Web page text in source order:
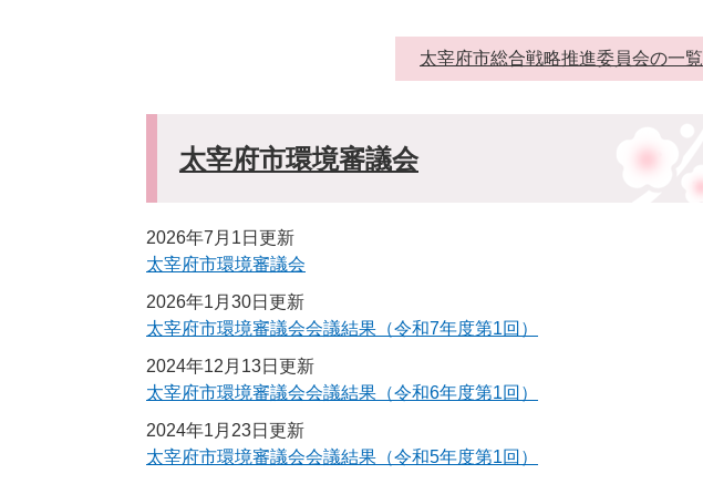
太宰府市総合戦略推進委員会の一覧
太宰府市環境審議会
2026年7月1日更新
太宰府市環境審議会
2026年1月30日更新
太宰府市環境審議会会議結果（令和7年度第1回）
2024年12月13日更新
太宰府市環境審議会会議結果（令和6年度第1回）
2024年1月23日更新
太宰府市環境審議会会議結果（令和5年度第1回）